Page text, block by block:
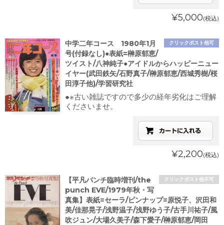
¥5,000(税込)
クリックポスト他可
中学二年コース 1980年1月
号(付録なし)●表紙=榊原郁恵/
ツイスト/八神純子●アイドルからハッピーニュー
イヤー(武田鉄矢/石野真子/榊原郁恵/西城秀樹/桜
田淳子他)/学習研究社
●※古い雑誌ですので多少の経年劣化はご理解
くださいませ。
¥2,200(税込)
クリックポスト他不可
【平凡パンチ臨時増刊/the
punch EVE/1979年秋・写
真集】表紙=セーラ/ピンナップ=原悦子、沢田和
美/佳那晃子/浅野温子/浅野ゆう子/古手川祐子/風
吹ジュン/大場久美子/森下愛子/榊原郁恵/岡田